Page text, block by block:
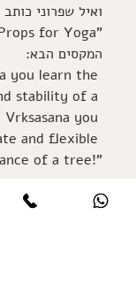
ואיל שפרוני
המקסים הבא:
you learn the
stability of a
you
and flexible
of a tree!"
ואני, בשיחה